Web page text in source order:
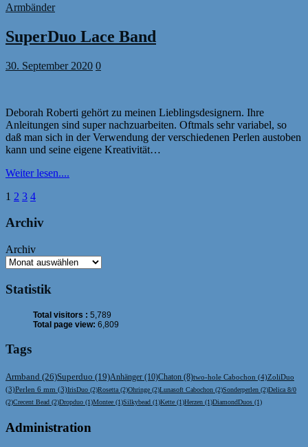
Armbänder
SuperDuo Lace Band
30. September 2020 0
Deborah Roberti gehört zu meinen Lieblingsdesignern. Ihre
Anleitungen sind super nachzuarbeiten. Oftmals sehr variabel, so
daß man sich in der Verwendung der verschiedenen Perlen austoben
kann und seine eigene Kreativität…
Weiter lesen....
Seitennummerierung
der
1 2 3 4
Archiv
Archiv
Statistik
Total visitors : 5,789
Total page view: 6,809
Tags
Armband (26)Superduo (19)Anhänger (10)Chaton (8)two-hole Cabochon (4)ZoliDuo
(3)Perlen 6 mm (3)IrisDuo (2)Rosetta (2)Ohringe (2)Lunasoft Cabochon (2)Sonderperlen (2)Delica 8/0
(2)Crecent Bead (2)Dropduo (1)Montee (1)Silkybead (1)Kette (1)Herzen (1)DiamondDuos (1)
Administration